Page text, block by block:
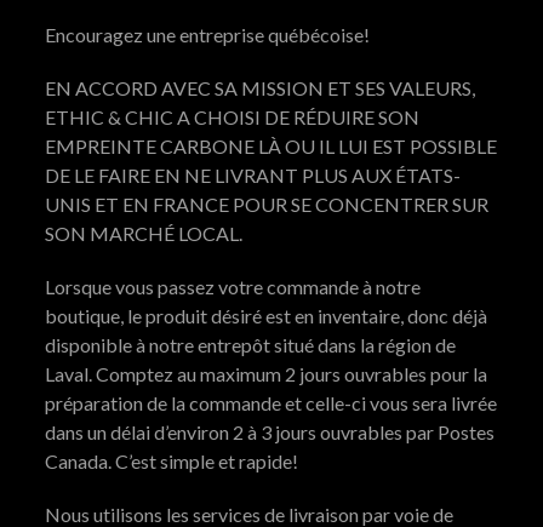
Encouragez une entreprise québécoise!
EN ACCORD AVEC SA MISSION ET SES VALEURS,
ETHIC & CHIC A CHOISI DE RÉDUIRE SON
EMPREINTE CARBONE LÀ OU IL LUI EST POSSIBLE
DE LE FAIRE EN NE LIVRANT PLUS AUX ÉTATS-
UNIS ET EN FRANCE POUR SE CONCENTRER SUR
SON MARCHÉ LOCAL.
Lorsque vous passez votre commande à notre
boutique, le produit désiré est en inventaire, donc déjà
disponible à notre entrepôt situé dans la région de
Laval. Comptez au maximum 2 jours ouvrables pour la
préparation de la commande et celle-ci vous sera livrée
dans un délai d’environ 2 à 3 jours ouvrables par Postes
Canada. C’est simple et rapide!
Nous utilisons les services de livraison par voie de